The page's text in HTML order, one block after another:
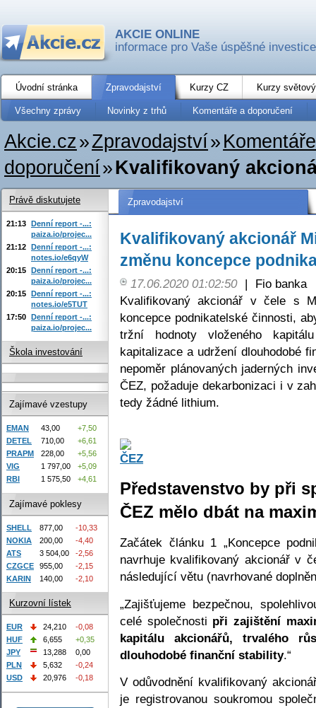
AKCIE ONLINE
informace pro Vaše úspěšné investice
Úvodní stránka Zpravodajství Kurzy CZ Kurzy
Všechny zprávy Novinky z trhů Komentáře a doporučení
Akcie.cz»Zpravodajství»
doporučení»Kvalifikovaný
Zpravodajství
Kvalifikovaný akcionář
změnu koncepce
17.06.2020 01:02:50 |
Fio banka
Kvalifikovaný akcionář v čele s
koncepce podnikatelské činnosti,
tržní hodnoty vloženého
kapitalizace a udržení dlouhodobé
nepoměr plánovaných jaderných
ČEZ, požaduje dekarbonizaci i v
tedy žádné lithium.
Představenstvo by při
ČEZ mělo dbát na
Začátek článku 1 „Koncepce
navrhuje kvalifikovaný akcionář v
následující větu (navrhované
„Zajišťujeme bezpečnou,
celé společnosti při zajištění
kapitálu akcionářů, trvalého
dlouhodobé finanční stability.“
V odůvodnění kvalifikovaný
je registrovanou soukromou
Právě diskutujete
21:13 Denní report -...:
paiza.io/projec...
21:12 Denní report -...:
notes.io/e6qyW
20:15 Denní report -...:
paiza.io/projec...
20:15 Denní report -...:
notes.io/e5TUT
17:50 Denní report -...:
paiza.io/projec...
Škola investování
Zajímavé vzestupy
EMAN 43,00
+7,50
DETEL
710,00
+6,61
PRAPM
228,00
+5,56
VIG
1 797,00
+5,09
RBI
1 575,50 +4,61
Zajímavé poklesy
SHELL 877,00
-10,33
NOKIA
200,00
-4,40
ATS
3 504,00
-2,56
CZGCE
955,00
-2,15
KARIN
140,00 -2,10
Kurzovní lístek
EUR 24,210
-0,08
HUF
6,655
+0,35
JPY
13,288
0,00
PLN
5,632
-0,24
USD
20,976 -0,18